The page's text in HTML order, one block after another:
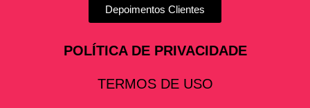
Depoimentos Clientes
POLÍTICA DE PRIVACIDADE
TERMOS DE USO